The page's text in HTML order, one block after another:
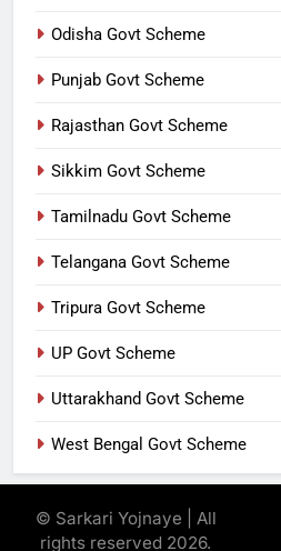
Odisha Govt Scheme
Punjab Govt Scheme
Rajasthan Govt Scheme
Sikkim Govt Scheme
Tamilnadu Govt Scheme
Telangana Govt Scheme
Tripura Govt Scheme
UP Govt Scheme
Uttarakhand Govt Scheme
West Bengal Govt Scheme
© Sarkari Yojnaye | All
rights reserved 2026.